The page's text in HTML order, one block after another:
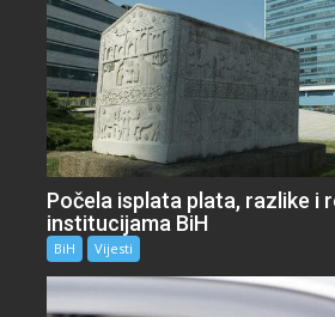
Počela isplata plata, razlike i
institucijama BiH
BiH Vijesti